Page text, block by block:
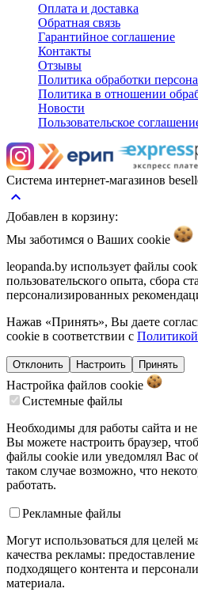
Оплата и доставка
Обратная связь
Гарантийное соглашение
Контакты
Отзывы
Политика обработки
Политика в отношении
Новости
Пользовательское
Система интернет-магазинов
keyboard_arrow_up
Добавлен в корзину:
Мы заботимся о Ваших cookie
leopanda.by использует файлы
пользовательского опыта, сбора
персонализированных
Нажав «Принять», Вы даете
cookie в соответствии с
Отклонить Настроить Принять
Настройка файлов cookie
Системные файлы
Необходимы для работы сайта и
Вы можете настроить браузер,
файлы cookie или уведомлял Вас
таком случае возможно, что
работать.
Рекламные файлы
Могут использоваться для целей
качества рекламы:
подходящего контента и
материала.